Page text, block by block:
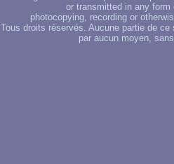
or transmitted in any
photocopying, recording or
Tous droits réservés. Aucune partie de
par aucun moyen,